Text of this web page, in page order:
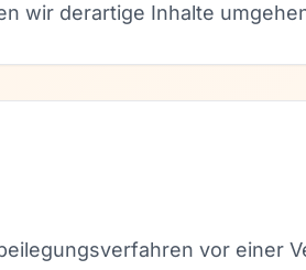
wir derartige Inhalte
vor einer